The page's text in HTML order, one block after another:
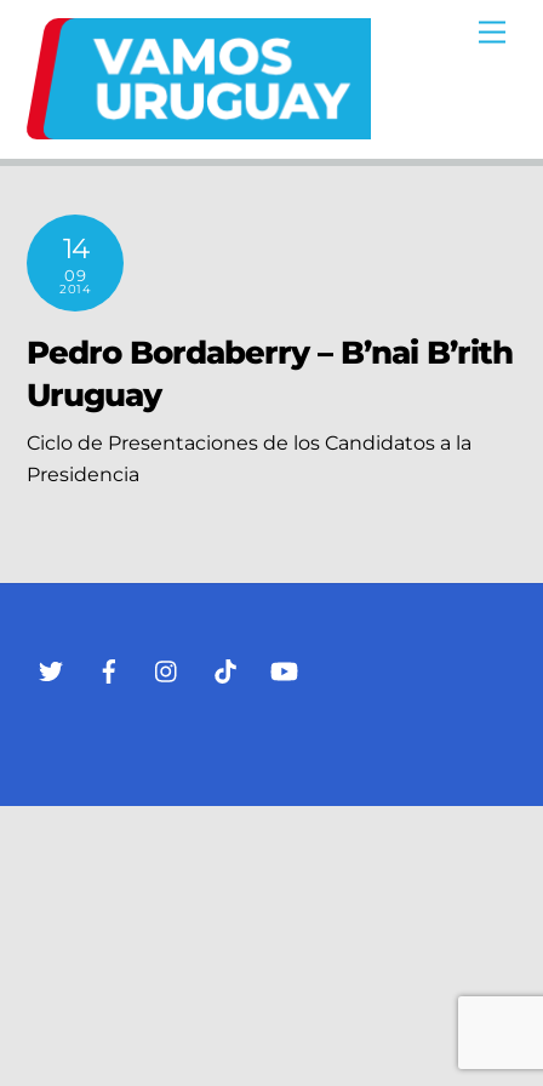
content
14
09
2014
Pedro Bordaberry – B’nai B’rith
Uruguay
Ciclo de Presentaciones de los Candidatos a la
Presidencia